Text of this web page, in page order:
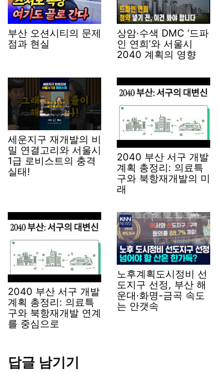
부산 오션시티의 문제
점과 현실
상암·수색 DMC ‘드파
인 연희’와 서울시
2040 계획의 영향
세운지구 재개발의 비
밀 연결고리와 서울시
1급 로비스트의 충격
실태!
2040 부산 서구 개발
계획 총정리: 의료특
구와 북항재개발의 미
래
2040 부산 서구 개발
계획 총정리: 의료특
구와 북항재개발 연계
를 중심으로
노후계획도시정비 선
도지구 선정, 부산 해
운대·화명-금곡 속도
는 안갯속
답글 남기기